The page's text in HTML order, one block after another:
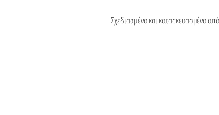
Σχεδιασμένο και κατασκευασμένο